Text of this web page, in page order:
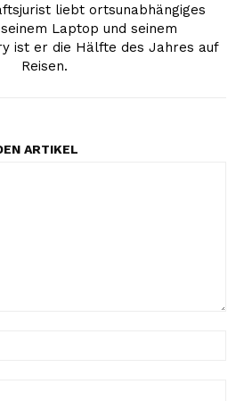
liebt ortsunabhängiges
Laptop und seinem
ist er die Hälfte des Jahres auf
Reisen.
ARTIKEL